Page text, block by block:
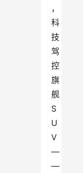
，
科
技
驾
控
旗
舰
S
U
V
—
—